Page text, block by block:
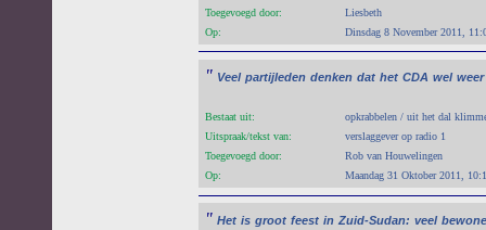
Toegevoegd door:
Liesbeth
Op:
Dinsdag 8 November 2011,
" Veel partijleden denken dat het CDA wel weer
Bestaat uit:
opkrabbelen / uit het dal
Uitspraak/tekst van:
verslaggever op radio 1
Toegevoegd door:
Rob van Houwelingen
Op:
Maandag 31 Oktober 2011,
" Het is groot feest in Zuid-Sudan: veel